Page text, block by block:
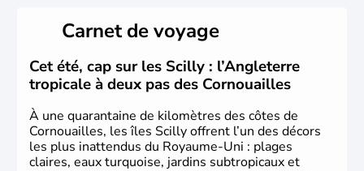
Histoire et administration
L'Angleterre est l’une des quatre nations constitutives du
Royaume-Uni. Elle est peuplée de plus de 50 millions
d’habitants, les Anglais, et constitue à elle seule, près de
84% de la population de l’ensemble. Le pays s’est créé au
Xème siècle et tient son nom desAngles
germanique installé sur ces terres. Première démocratie
parlementaire au monde, elle doit son développement à
Carnet de voyage
Cet été, cap sur les Scilly : l’Angleterre
tropicale à deux pas des Cornouailles
À une quarantaine de kilomètres des côtes de
Cornouailles, les îles Scilly offrent l’un des décors
les plus inattendus du Royaume-Uni : plages
claires, eaux turquoise, jardins subtropicaux et